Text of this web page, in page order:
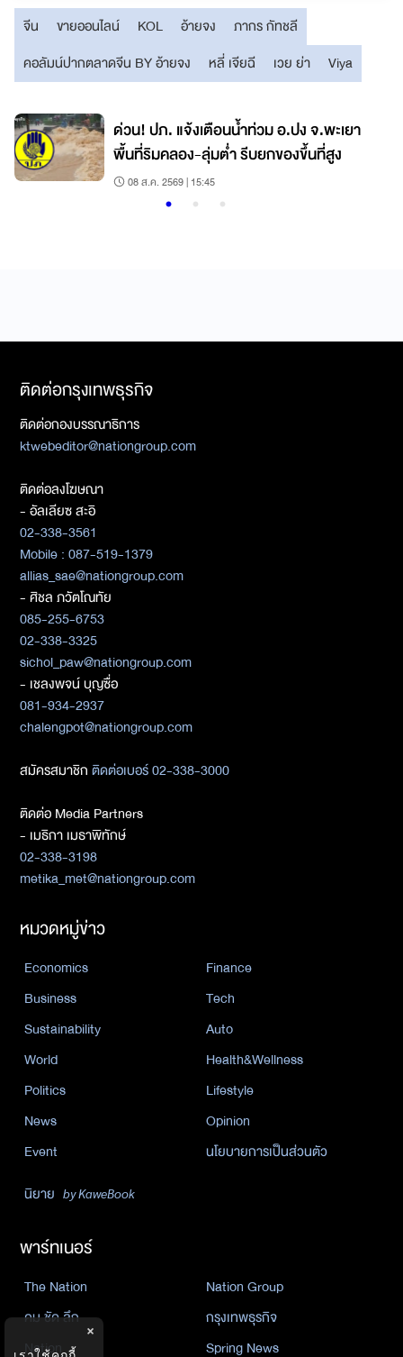
จีน ขายออนไลน์ KOL อ้ายจง
ภากร กัทชลี
คอลัมน์ปากตลาดจีน BY อ้ายจง
หลี่ เจียฉี เวย ย่า Viya
ด่วน! ปภ. แจ้งเตือนน้ำท่วม อ.ปง จ.พะเยา
พื้นที่ริมคลอง-ลุ่มต่ำ รีบยกของขึ้นที่สูง
08 ส.ค. 2569 | 15:45
ติดต่อกรุงเทพธุรกิจ
ติดต่อกองบรรณาธิการ
ktwebeditor@nationgroup.com
ติดต่อลงโฆษณา
- อัลเลียซ สะอิ
02-338-3561
Mobile : 087-519-1379
allias_sae@nationgroup.com
- ศิชล ภวัตโณทัย
085-255-6753
02-338-3325
sichol_paw@nationgroup.com
- เชลงพจน์ บุญซื่อ
081-934-2937
chalengpot@nationgroup.com
สมัครสมาชิกติดต่อเบอร์ 02-338-3000
ติดต่อ Media Partners
- เมธิกา เมธาพิทักษ์
02-338-3198
metika_met@nationgroup.com
หมวดหมู่ข่าว
Economics
Finance
Business
Tech
Sustainability
Auto
World
Health&Wellness
Politics
Lifestyle
News
Opinion
Event
นโยบายการเป็นส่วนตัว
นิยาย by KaweBook
พาร์ทเนอร์
The Nation
Nation Group
คม ชัด ลึก
กรุงเทพธุรกิจ
Nation
Spring News
×